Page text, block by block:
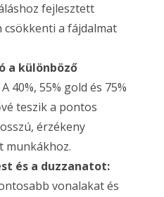
fejlesztett
a fájdalmat
a különböző
A 40%, 55% gold és 75%
teszik a pontos
érzékeny
munkákhoz.
és a duzzanatot:
vonalakat és